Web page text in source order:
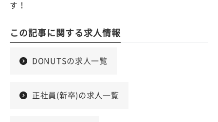
す！
この記事に関する求人情報
DONUTSの求人一覧
正社員(新卒)の求人一覧